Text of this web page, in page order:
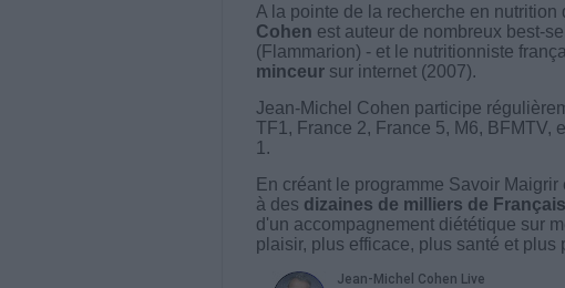
A la pointe de la recherche en nutrition
Cohen est auteur de nombreux best-
(Flammarion) - et le nutritionniste
minceursur internet (2007).
Jean-Michel Cohen participe
TF1, France 2, France 5, M6, BFMTV,
1.
En créant le programme Savoir
à des dizaines de milliers de Français
d'un accompagnement diététique sur
plaisir, plus efficace, plus santé et plus